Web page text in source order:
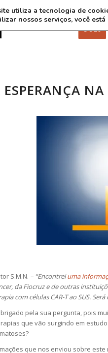
3 8 26
ESPERANÇA
S.M.N. – “Encontreiuma
da Fiocruz e de outras
com células CAR-T ao SUS.
pela sua pergunta, pois
que vão surgindo em
que nos enviou sobre
utiliza a tecnologia de
nossos serviços, você